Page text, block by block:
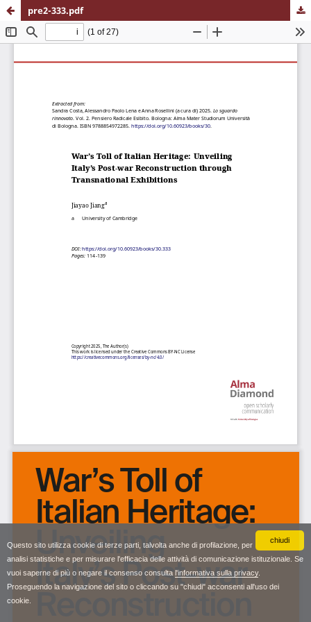
chiudi
Questo sito utilizza cookie di terze parti, talvolta anche di profilazione, per
analisi statistiche e per misurare l'efficacia delle attività di comunicazione istituzionale. Se
vuoi saperne di più o negare il consenso consulta l'informativa sulla privacy.
Proseguendo la navigazione del sito o cliccando su "chiudi" acconsenti all'uso dei
cookie.
pre2-333.pdf